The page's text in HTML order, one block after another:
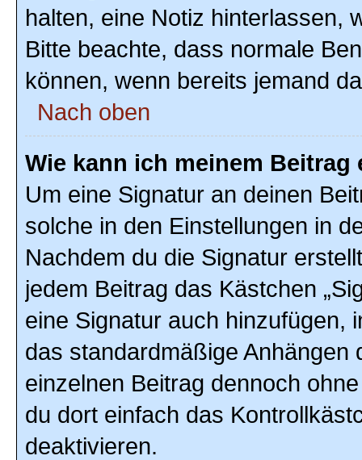
halten, eine Notiz hinterlassen,
Bitte beachte, dass normale
können, wenn bereits jemand
Nach oben
Wie kann ich meinem
Um eine Signatur an deinen
solche in den Einstellungen in
Nachdem du die Signatur
jedem Beitrag das Kästchen
eine Signatur auch hinzufügen,
das standardmäßige Anhängen
einzelnen Beitrag dennoch
du dort einfach das
deaktivieren.